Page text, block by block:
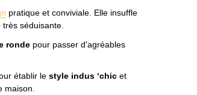
pratique et conviviale. Elle insuffle
séduisante.
rondepour passer d'agréables
établir le style indus ‘chicet
maison.